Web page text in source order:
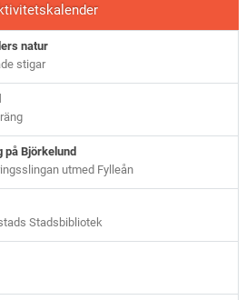
natur
stigar
på Björkelund
utmed Fylleån
Stadsbibliotek